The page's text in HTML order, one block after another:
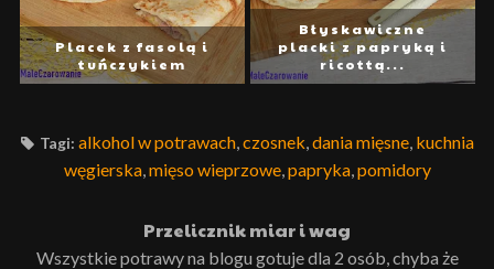
Placek z fasolą i
tuńczykiem
Błyskawiczne
placki z papryką i
ricottą...
Tagi: alkohol w potrawach, czosnek dania mięsne, kuchnia
węgierska, mięso wieprzowe, papryka, pomidory
Przelicznik miar i wag
Wszystkie potrawy na blogu gotuje dla 2 osób, chyba że